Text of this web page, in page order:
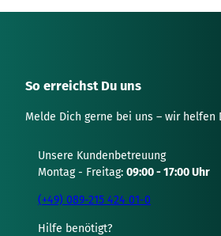
So erreichst Du uns
Melde Dich gerne bei uns – wir helfen
Unsere Kundenbetreuung
Montag - Freitag: 09:00 - 17:00 Uhr
(+49) 089-215 424 01-0
Hilfe benötigt?